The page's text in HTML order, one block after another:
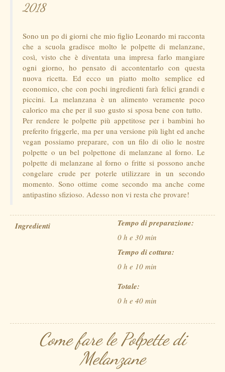
2018
Sono un po di giorni che mio figlio Leonardo mi racconta
che a scuola gradisce molto le polpette di melanzane,
così, visto che è diventata una impresa farlo mangiare
ogni giorno, ho pensato di accontentarlo con questa
nuova ricetta. Ed ecco un piatto molto semplice ed
economico, che con pochi ingredienti farà felici grandi e
piccini. La melanzana è un alimento veramente poco
calorico ma che per il suo gusto si sposa bene con tutto.
Per rendere le polpette più appetitose per i bambini ho
preferito friggerle, ma per una versione più light ed anche
vegan possiamo preparare, con un filo di olio le nostre
polpette o un bel polpettone di melanzane al forno. Le
polpette di melanzane al forno o fritte si possono anche
congelare crude per poterle utilizzare in un secondo
momento. Sono ottime come secondo ma anche come
antipastino sfizioso. Adesso non vi resta che provare!
Tempo di preparazione:
0 h e 30 min
Tempo di cottura:
0 h e 10 min
Totale:
0 h e 40 min
Ingredienti
Come fare le Polpette di
Melanzane